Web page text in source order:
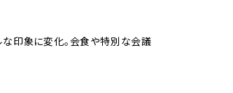
な印象に変化。会食や特別な会議